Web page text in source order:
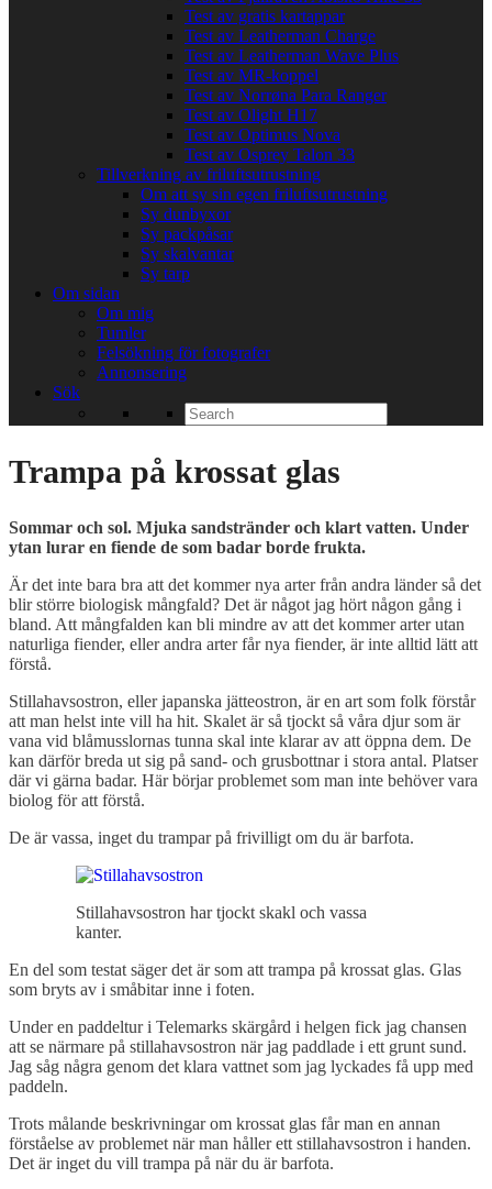
Test av gratis kartappar
Test av Leatherman Charge
Test av Leatherman Wave Plus
Test av MR-koppel
Test av Norrøna Para Ranger
Test av Olight H17
Test av Optimus Nova
Test av Osprey Talon 33
Tillverkning av friluftsutrustning
Om att sy sin egen friluftsutrustning
Sy dunbyxor
Sy packpåsar
Sy skalvantar
Sy tarp
Om sidan
Om mig
Tumler
Felsökning för fotografer
Annonsering
Sök
Search
for:
Trampa på krossat glas
Sommar och sol. Mjuka sandstränder och klart vatten. Under
ytan lurar en fiende de som badar borde frukta.
Är det inte bara bra att det kommer nya arter från andra länder så det
blir större biologisk mångfald? Det är något jag hört någon gång i
bland. Att mångfalden kan bli mindre av att det kommer arter utan
naturliga fiender, eller andra arter får nya fiender, är inte alltid lätt att
förstå.
Stillahavsostron, eller japanska jätteostron, är en art som folk förstår
att man helst inte vill ha hit. Skalet är så tjockt så våra djur som är
vana vid blåmusslornas tunna skal inte klarar av att öppna dem. De
kan därför breda ut sig på sand- och grusbottnar i stora antal. Platser
där vi gärna badar. Här börjar problemet som man inte behöver vara
biolog för att förstå.
De är vassa, inget du trampar på frivilligt om du är barfota.
Stillahavsostron har tjockt skakl och vassa
kanter.
En del som testat säger det är som att trampa på krossat glas. Glas
som bryts av i småbitar inne i foten.
Under en paddeltur i Telemarks skärgård i helgen fick jag chansen
att se närmare på stillahavsostron när jag paddlade i ett grunt sund.
Jag såg några genom det klara vattnet som jag lyckades få upp med
paddeln.
Trots målande beskrivningar om krossat glas får man en annan
förståelse av problemet när man håller ett stillahavsostron i handen.
Det är inget du vill trampa på när du är barfota.